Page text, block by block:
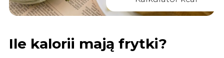
Ile kalorii mają frytki?